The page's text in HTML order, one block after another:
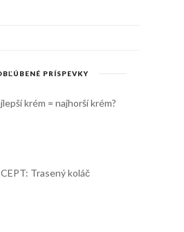
PRÍSPEVKY
krém = najhorší krém?
Trasený koláč